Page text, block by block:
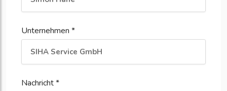
Unternehmen *
Nachricht *